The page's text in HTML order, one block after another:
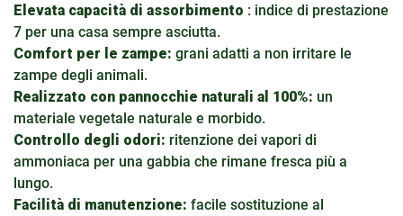
Elevata capacità di assorbimento : indice di prestazione
7 per una casa sempre asciutta.
Comfort per le zampe: grani adatti a non irritare le
zampe degli animali.
Realizzato con pannocchie naturali al 100%: un
materiale vegetale naturale e morbido.
Controllo degli odori: ritenzione dei vapori di
ammoniaca per una gabbia che rimane fresca più a
lungo.
Facilità di manutenzione: facile sostituzione al